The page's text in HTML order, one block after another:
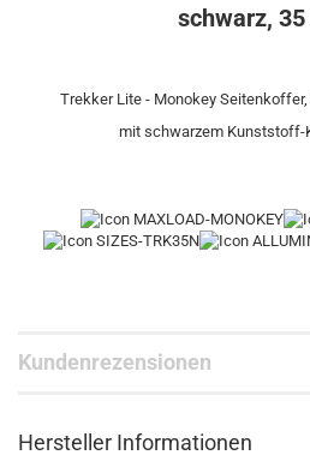
schwarz,
Trekker Lite - Monokey
mit schwarzem Kunststoff-
Kundenrezensionen
Hersteller Informationen